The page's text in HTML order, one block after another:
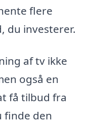
flere
du investerer.
af tv ikke
også en
få tilbud fra
finde den